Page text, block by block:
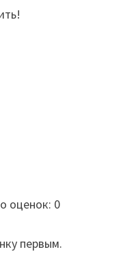
оценок: 0
первым.